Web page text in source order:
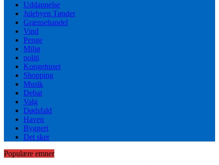
Uddannelse
Julebyen Tønder
Grænsehandel
Vind
Penge
Miljø
politi
Kongehuset
Shopping
Musik
Debat
Valg
Dødsfald
Haven
Byggeri
Det sker
Populære emner